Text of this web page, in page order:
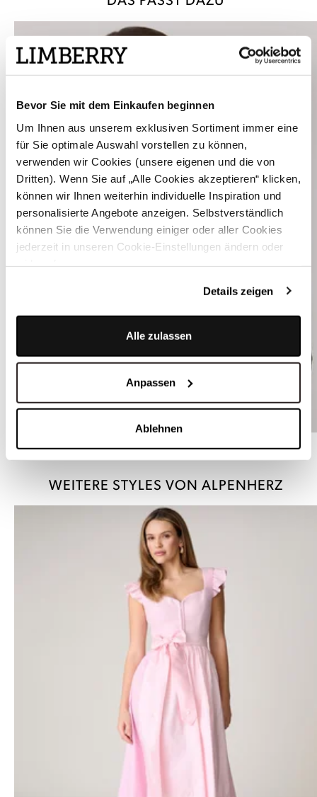
Bevor Sie mit dem Einkaufen beginnen
Um Ihnen aus unserem exklusiven Sortiment immer eine
für Sie optimale Auswahl vorstellen zu können,
verwenden wir Cookies (unsere eigenen und die von
Dritten). Wenn Sie auf „Alle Cookies akzeptieren“ klicken,
können wir Ihnen weiterhin individuelle Inspiration und
personalisierte Angebote anzeigen. Selbstverständlich
können Sie die Verwendung einiger oder aller Cookies
jederzeit in unseren Cookie-Einstellungen ändern oder
Details zeigen
Alle zulassen
Anpassen
Ablehnen
WEITERE STYLES VON ALPENHERZ